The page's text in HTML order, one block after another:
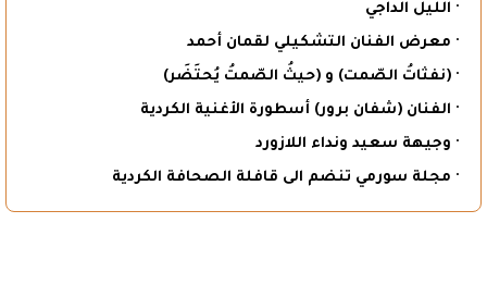
· الليل الداجي
· معرض الفنان التشكيلي لقمان أحمد
· (نفثاتُ الصّمت) و (حيثُ الصّمتُ يُحتَضَر)
· الفنان (شفان برور) أسطورة الأغنية الكردية
· وجيهة سعيد ونداء اللازورد
· مجلة سورمي تنضم الى قافلة الصحافة الكردية